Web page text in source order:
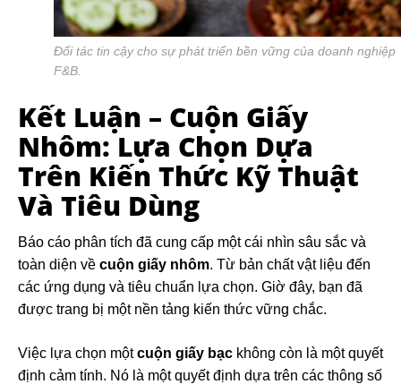
Đối tác tin cậy cho sự phát triển bền vững của doanh nghiệp
F&B.
Kết Luận – Cuộn Giấy
Nhôm: Lựa Chọn Dựa
Trên Kiến Thức Kỹ Thuật
Và Tiêu Dùng
Báo cáo phân tích đã cung cấp một cái nhìn sâu sắc và
toàn diện về cuộn giấy nhôm. Từ bản chất vật liệu đến
các ứng dụng và tiêu chuẩn lựa chọn. Giờ đây, bạn đã
được trang bị một nền tảng kiến thức vững chắc.
Việc lựa chọn mộtcuộn giấy bạc không còn là một quyết
định cảm tính. Nó là một quyết định dựa trên các thông số